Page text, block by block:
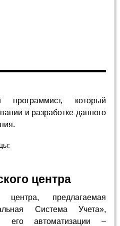
который
и разработке данного
центра
центра, предлагаемая
Система Учета»,
его автоматизации –